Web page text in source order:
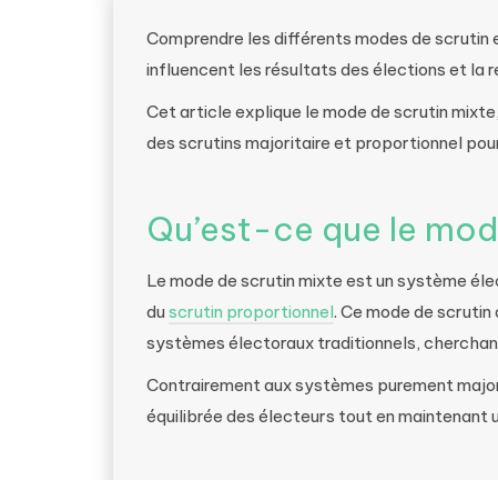
Comprendre les différents modes de
influencent les résultats des élections et la
Cet article explique le mode de scrutin
des scrutins majoritaire et proportionnel
Qu’est-ce que le
Le mode de scrutin mixte est un système
du scrutin proportionnel. Ce mode de
systèmes électoraux traditionnels,
Contrairement aux systèmes purement
équilibrée des électeurs tout en